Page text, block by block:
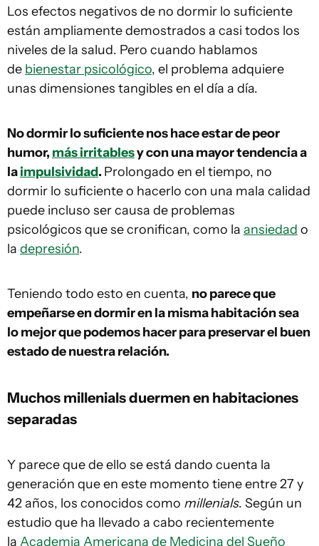
Los efectos negativos de no dormir lo suficiente
están ampliamente demostrados a casi todos los
niveles de la salud. Pero cuando hablamos
de bienestar psicológico, el problema adquiere
unas dimensiones tangibles en el día a día.
No dormir lo suficiente nos hace estar de peor
humor, más irritablesy con una mayor tendencia a
laimpulsividad. Prolongado en el tiempo, no
dormir lo suficiente o hacerlo con una mala calidad
puede incluso ser causa de problemas
psicológicos que se cronifican, como la ansiedad o
la depresión.
Teniendo todo esto en cuenta, no parece que
empeñarse en dormir en la misma habitación sea
lo mejor que podemos hacer para preservar el buen
estado de nuestra relación.
Muchos millenials duermen en habitaciones
separadas
Y parece que de ello se está dando cuenta la
generación que en este momento tiene entre 27 y
42 años, los conocidos como millenials. Según un
estudio que ha llevado a cabo recientemente
la Academia Americana de Medicina del Sueño